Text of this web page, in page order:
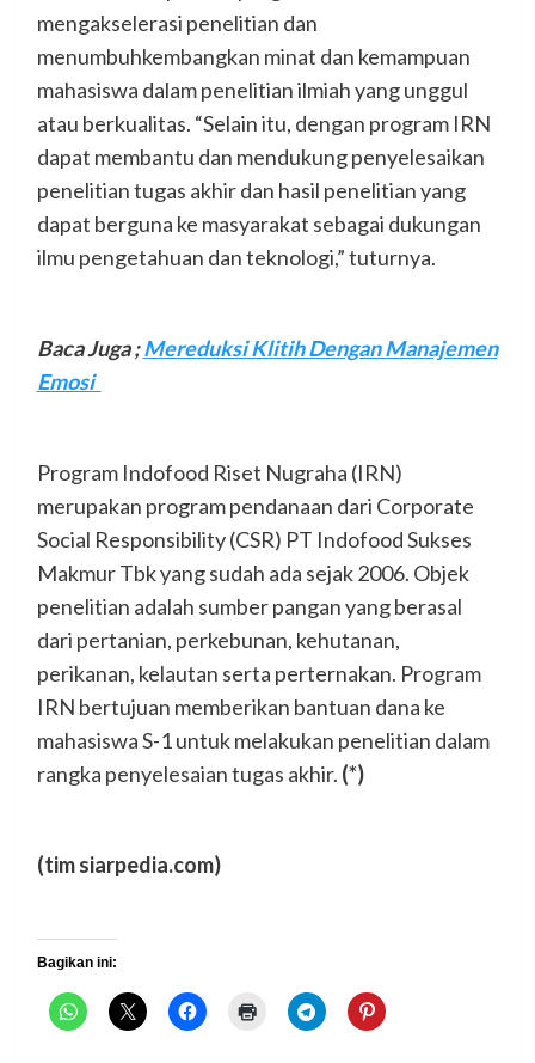
mengakselerasi penelitian dan
menumbuhkembangkan minat dan kemampuan
mahasiswa dalam penelitian ilmiah yang unggul
atau berkualitas. “Selain itu, dengan program IRN
dapat membantu dan mendukung penyelesaikan
penelitian tugas akhir dan hasil penelitian yang
dapat berguna ke masyarakat sebagai dukungan
ilmu pengetahuan dan teknologi,” tuturnya.
Baca Juga ;Mereduksi Klitih Dengan Manajemen
Emosi
Program Indofood Riset Nugraha (IRN)
merupakan program pendanaan dari Corporate
Social Responsibility (CSR) PT Indofood Sukses
Makmur Tbk yang sudah ada sejak 2006. Objek
penelitian adalah sumber pangan yang berasal
dari pertanian, perkebunan, kehutanan,
perikanan, kelautan serta perternakan. Program
IRN bertujuan memberikan bantuan dana ke
mahasiswa S-1 untuk melakukan penelitian dalam
rangka penyelesaian tugas akhir. (*)
(tim siarpedia.com)
Bagikan ini: